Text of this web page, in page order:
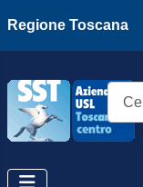
Regione Toscana
Cerca